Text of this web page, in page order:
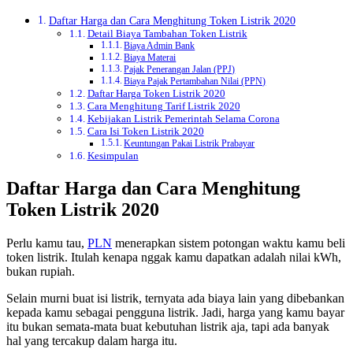
Daftar Harga dan Cara Menghitung Token Listrik 2020
Detail Biaya Tambahan Token Listrik
Biaya Admin Bank
Biaya Materai
Pajak Penerangan Jalan (PPJ)
Biaya Pajak Pertambahan Nilai (PPN)
Daftar Harga Token Listrik 2020
Cara Menghitung Tarif Listrik 2020
Kebijakan Listrik Pemerintah Selama Corona
Cara Isi Token Listrik 2020
Keuntungan Pakai Listrik Prabayar
Kesimpulan
Daftar Harga dan Cara Menghitung
Token Listrik 2020
Perlu kamu tau, PLN menerapkan sistem potongan waktu kamu beli
token listrik. Itulah kenapa nggak kamu dapatkan adalah nilai kWh,
bukan rupiah.
Selain murni buat isi listrik, ternyata ada biaya lain yang dibebankan
kepada kamu sebagai pengguna listrik. Jadi, harga yang kamu bayar
itu bukan semata-mata buat kebutuhan listrik aja, tapi ada banyak
hal yang tercakup dalam harga itu.